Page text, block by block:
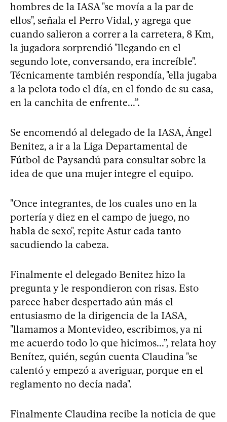
hombres de la IASA "se movía a la par de
ellos", señala el Perro Vidal, y agrega que
cuando salieron a correr a la carretera, 8 Km,
la jugadora sorprendió "llegando en el
segundo lote, conversando, era increíble".
Técnicamente también respondía, "ella jugaba
a la pelota todo el día, en el fondo de su casa,
en la canchita de enfrente...”.
Se encomendó al delegado de la IASA, Ángel
Benitez, a ir a la Liga Departamental de
Fútbol de Paysandú para consultar sobre la
idea de que una mujer integre el equipo.
"Once integrantes, de los cuales uno en la
portería y diez en el campo de juego, no
habla de sexo", repite Astur cada tanto
sacudiendo la cabeza.
Finalmente el delegado Benitez hizo la
pregunta y le respondieron con risas. Esto
parece haber despertado aún más el
entusiasmo de la dirigencia de la IASA,
"llamamos a Montevideo, escribimos, ya ni
me acuerdo todo lo que hicimos...”, relata hoy
Benítez, quién, según cuenta Claudina "se
calentó y empezó a averiguar, porque en el
reglamento no decía nada".
Finalmente Claudina recibe la noticia de que